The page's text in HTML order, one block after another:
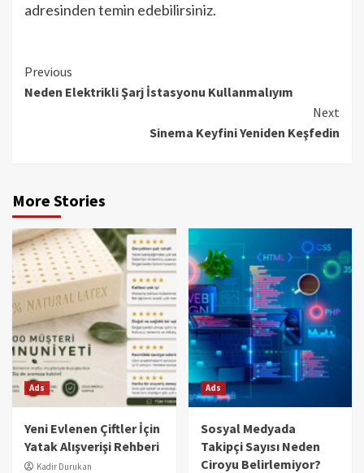
adresinden temin edebilirsiniz.
Continue
Reading
Previous
Neden Elektrikli Şarj İstasyonu Kullanmalıyım
Next
Sinema Keyfini Yeniden Keşfedin
More Stories
Ads
Yeni Evlenen Çiftler İçin
Yatak Alışverişi Rehberi
Kadir Durukan
Ads
Sosyal Medyada
Takipçi Sayısı Neden
Ciroyu Belirlemiyor?